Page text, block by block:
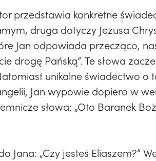
przedstawia konkretne
druga dotyczy Jezusa
Jan odpowiada przecząco,
drogę Pańską”. Te słowa
unikalne świadectwo o
Jan wypowie dopiero w
słowa: „Oto Baranek
Jana: „Czy jesteś Eliaszem?”